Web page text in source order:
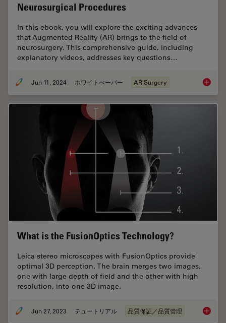
Neurosurgical Procedures
In this ebook, you will explore the exciting advances
that Augmented Reality (AR) brings to the field of
neurosurgery. This comprehensive guide, including
explanatory videos, addresses key questions…
Jun 11, 2024 ホワイトぺーパー AR Surgery
What is the FusionOptics Technology?
Leica stereo microscopes with FusionOptics provide
optimal 3D perception. The brain merges two images,
one with large depth of field and the other with high
resolution, into one 3D image.
Jun 27, 2023 チュートリアル 品質保証／品質管理 What is